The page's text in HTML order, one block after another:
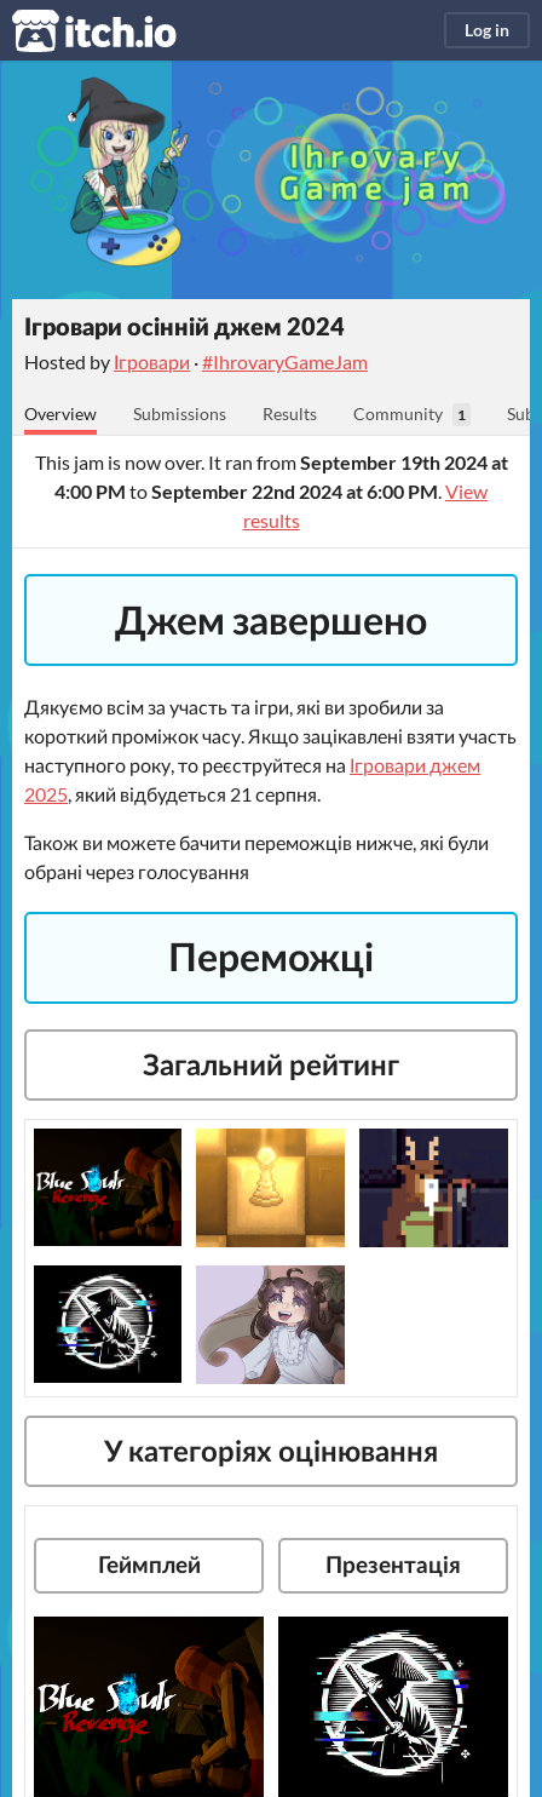
itch.io Log in
Ігровари осінній джем 2024
Hosted by Ігровари ·#IhrovaryGameJam
Overview Submissions Results Community 1
This jam is now over. It ran fromSeptember 19th 2024 at
4:00 PM toSeptember 22nd 2024 at 6:00 PM View
results
Джем завершено
Дякуємо всім за участь та ігри, які ви зробили за
короткий проміжок часу. Якщо зацікавлені взяти участь
наступного року, то реєструйтеся на Ігровари джем
2025 , який відбудеться 21 серпня.
Також ви можете бачити переможців нижче, які були
обрані через голосування
Переможці
Загальний рейтинг
У категоріях оцінювання
Геймплей Презентація